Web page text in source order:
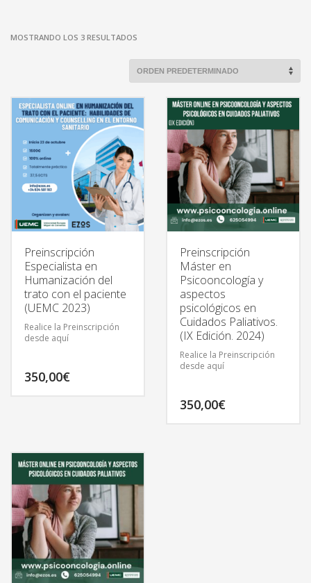
MOSTRANDO LOS 3 RESULTADOS
Preinscripción
Especialista en
Humanización del
trato con el paciente
(UEMC 2023)
Realice la Preinscripción
desde aquí
350,00€
Preinscripción
Máster en
Psicooncología y
aspectos
psicológicos en
Cuidados Paliativos.
(IX Edición. 2024)
Realice la Preinscripción
desde aquí
350,00€